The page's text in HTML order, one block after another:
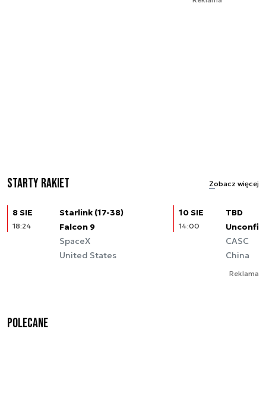
Starty rakiet Zobacz więcej
8 SIE
18:24
Starlink (17-38)
Falcon 9
SpaceX
United States
10 SIE
14:00
TBD
CASC
China
Reklama
Polecane